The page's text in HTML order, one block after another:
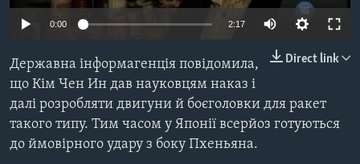
ІСТОРІЇ УСПІХУ УКРАЇНЦІВ
ТЕЛЕПРОГРАМИ
ЧАС-TIME
БРИФІНГ ГОЛОСУ АМЕРИКИ
СТУДІЯ ВАШИНГТОН
ВІКНО В АМЕРИКУ
ENGLISH
Learning English
МИ В СОЦМЕРЕЖАХ
0:00 2:17
Direct link
Державна інформагенція повідомила,
що Кім Чен Ин дав науковцям наказ і
далі розробляти двигуни й боєголовки для ракет
такого типу. Тим часом у Японії всерйоз готуються
до ймовірного удару з боку Пхеньяна.